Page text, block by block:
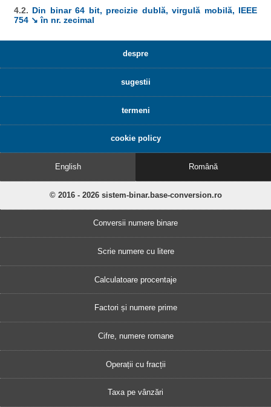
4.2. Din binar 64 bit, precizie dublă, virgulă mobilă, IEEE
754 ↘ în nr. zecimal
despre
sugestii
termeni
cookie policy
English Română
© 2016 - 2026 sistem-binar.base-conversion.ro
Conversii numere binare
Scrie numere cu litere
Calculatoare procentaje
Factori și numere prime
Cifre, numere romane
Operații cu fracții
Taxa pe vânzări